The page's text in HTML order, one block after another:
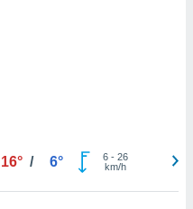
16° / 6° 6- 26
km/h